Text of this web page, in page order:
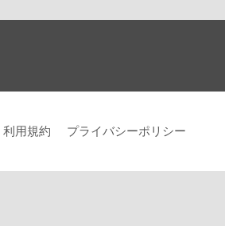
利用規約 プライバシーポリシー